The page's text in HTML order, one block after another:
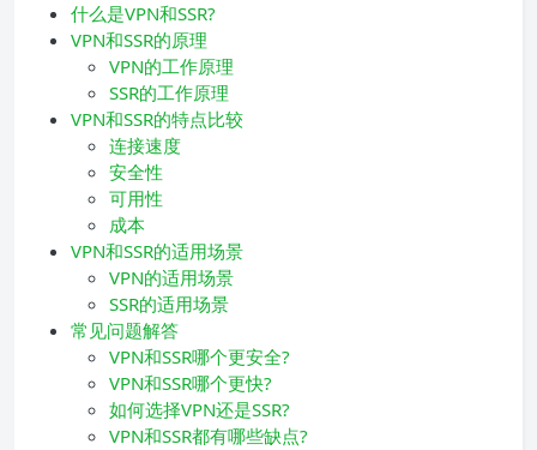
什么是VPN和SSR?
VPN和SSR的原理
VPN的工作原理
SSR的工作原理
VPN和SSR的特点比较
连接速度
安全性
可用性
成本
VPN和SSR的适用场景
VPN的适用场景
SSR的适用场景
常见问题解答
VPN和SSR哪个更安全?
VPN和SSR哪个更快?
如何选择VPN还是SSR?
VPN和SSR都有哪些缺点?